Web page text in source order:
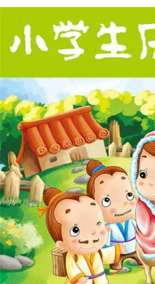
天天免運 美食蛋糕
居家生活 3C家電
女裝 男裝
日本購物 電子/紙本書
HOT